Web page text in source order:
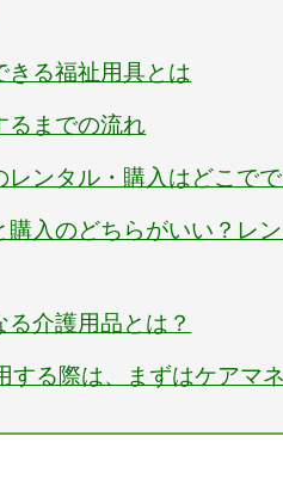
きる福祉用具とは
るまでの流れ
ンタル・購入はどこでで
入のどちらがいい？レ
介護用品とは？
する際は、まずはケアマ